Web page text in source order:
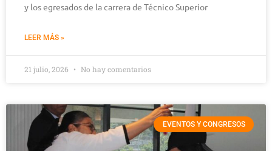
y los egresados de la carrera de Técnico Superior
LEER MÁS »
21 julio, 2026 No hay comentarios
EVENTOS Y CONGRESOS